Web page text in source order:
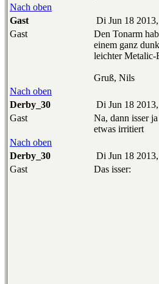
Nach oben
Gast
Di Jun 18
Gast
Den Tonarm
einem ganz
leichter Metalic-
Gruß, Nils
Nach oben
Derby_30
Di Jun 18
Gast
Na, dann isser
etwas irritiert
Nach oben
Derby_30
Di Jun 18 2013,
Gast
Das isser: